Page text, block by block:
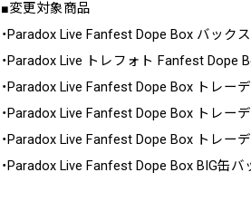
■変更対象商品
・Paradox Live Fanfest Dope Box バック
・Paradox Live トレフォト Fanfest Dope
・Paradox Live Fanfest Dope Box トレー
・Paradox Live Fanfest Dope Box トレー
・Paradox Live Fanfest Dope Box トレー
・Paradox Live Fanfest Dope Box BIG缶バ